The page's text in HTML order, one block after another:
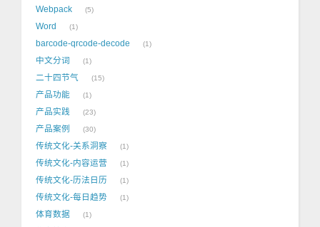
Webpack 5
Word 1
barcode-qrcode-decode 1
中文分词 1
二十四节气 15
产品功能 1
产品实践 23
产品案例 30
传统文化-关系洞察 1
传统文化-内容运营 1
传统文化-历法日历 1
传统文化-每日趋势 1
体育数据 1